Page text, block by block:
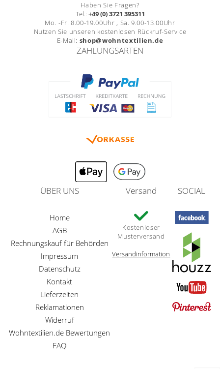
Haben Sie Fragen?
Tel.: +49 (0) 3721 395311
Mo. -Fr. 8.00-19.00Uhr , Sa. 9.00-13.00Uhr
Nutzen Sie unseren kostenlosen Rückruf-Service
E-Mail: shop@wohntextilien.de
ZAHLUNGSARTEN
ÜBER UNS
Home
AGB
Rechnungskauf für Behörden
Impressum
Datenschutz
Kontakt
Lieferzeiten
Reklamationen
Widerruf
Wohntextilien.de Bewertungen
FAQ
Versand
Kostenloser
Musterversand
Versandinformation
SOCIAL